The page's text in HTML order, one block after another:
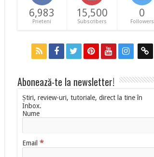
6,983
Prieteni
15,500
Subscribers
0
Followers
Abonează-te la newsletter!
Știri, review-uri, tutoriale, direct la tine în
Inbox.
Nume
Email *